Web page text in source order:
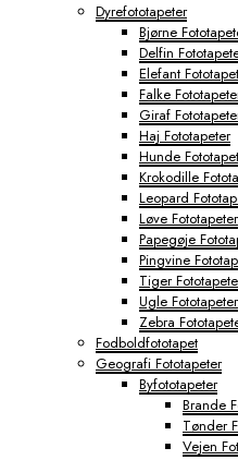
Dyrefototapeter
Bjørne
Delfin
Elefant
Falke
Giraf
Haj Fototapeter
Hunde
Krokodille
Leopard
Løve Fototapeter
Papegøje
Pingvine
Tiger
Ugle Fototapeter
Zebra
Fodboldfototapet
Geografi Fototapeter
Byfototapeter
Brande
Tønder
Vejen